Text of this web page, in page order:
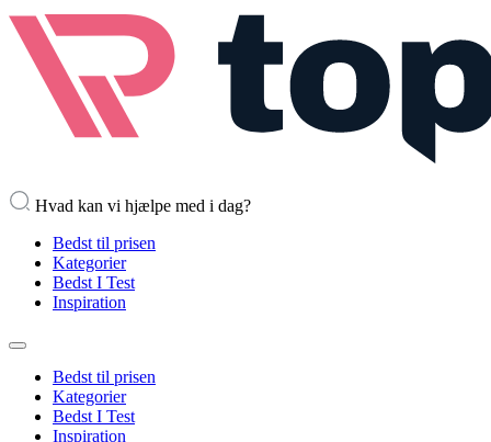
Hvad kan vi hjælpe med i dag?
Bedst til prisen
Kategorier
Bedst I Test
Inspiration
Bedst til prisen
Kategorier
Bedst I Test
Inspiration